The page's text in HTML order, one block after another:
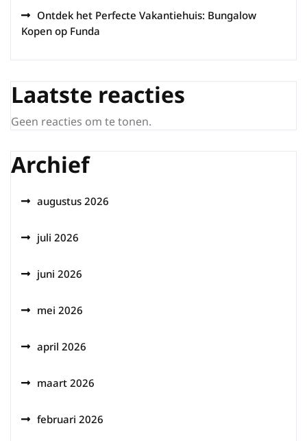
Ontdek het Perfecte Vakantiehuis: Bungalow
Kopen op Funda
Laatste reacties
Geen reacties om te tonen.
Archief
augustus 2026
juli 2026
juni 2026
mei 2026
april 2026
maart 2026
februari 2026